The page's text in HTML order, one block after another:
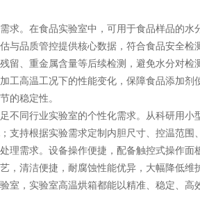
。在食品实验室中，可用于食品样品的水
与品质管控提供核心数据，符合食品安全检
留、重金属含量等后续检测，避免水分对检
工高温工况下的性能变化，保障食品添加剂
的稳定性。
同行业实验室的个性化需求。从科研用小
支持根据实验需求定制内胆尺寸、控温范围
理需求。设备操作便捷，配备触控式操作面
，清洁便捷，耐腐蚀性能优异，大幅降低维
室，实验室高温烘箱都能以精准、稳定、高